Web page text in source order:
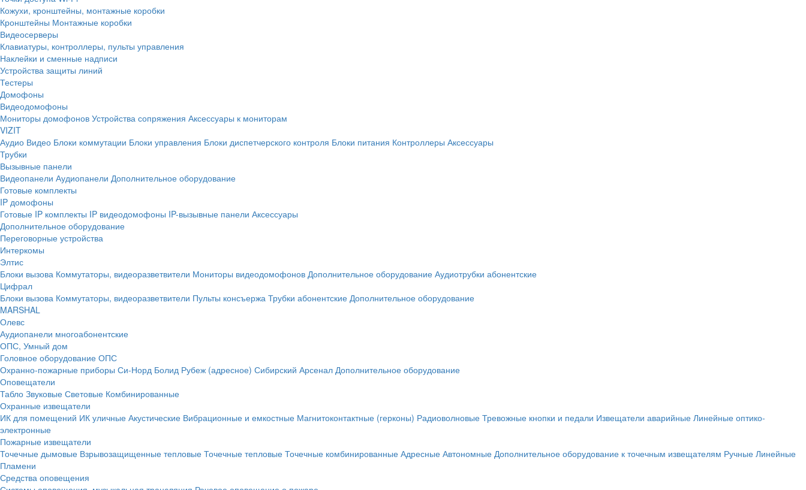
Кожухи, кронштейны, монтажные коробки
Кронштейны Монтажные коробки
Видеосерверы
Клавиатуры, контроллеры, пульты управления
Наклейки и сменные надписи
Устройства защиты линий
Тестеры
Домофоны
Видеодомофоны
Мониторы домофонов Устройства сопряжения Аксессуары к мониторам
VIZIT
Аудио Видео Блоки коммутации Блоки управления Блоки диспетчерского контроля Блоки питания Контроллеры Аксессуары
Трубки
Вызывные панели
Видеопанели Аудиопанели Дополнительное оборудование
Готовые комплекты
IP домофоны
Готовые IP комплекты IP видеодомофоны IP-вызывные панели Аксессуары
Дополнительное оборудование
Переговорные устройства
Интеркомы
Элтис
Блоки вызова Коммутаторы, видеоразветвители Мониторы видеодомофонов Дополнительное оборудование Аудиотрубки абонентские
Цифрал
Блоки вызова Коммутаторы, видеоразветвители Пульты консъержа Трубки абонентские Дополнительное оборудование
MARSHAL
Олевс
Аудиопанели многоабонентские
ОПС, Умный дом
Головное оборудование ОПС
Охранно-пожарные приборы Си-Норд Болид Рубеж (адресное) Сибирский Арсенал Дополнительное оборудование
Оповещатели
Табло Звуковые Световые Комбинированные
Охранные извещатели
ИК для помещений ИК уличные Акустические Вибрационные и емкостные Магнитоконтактные (герконы) Радиоволновые Тревожные кнопки и педали Извещатели аварийные Линейные оптико-
электронные
Пожарные извещатели
Точечные дымовые Взрывозащищенные тепловые Точечные тепловые Точечные комбинированные Адресные Автономные Дополнительное оборудование к точечным извещателям Ручные Линейные
Пламени
Средства оповещения